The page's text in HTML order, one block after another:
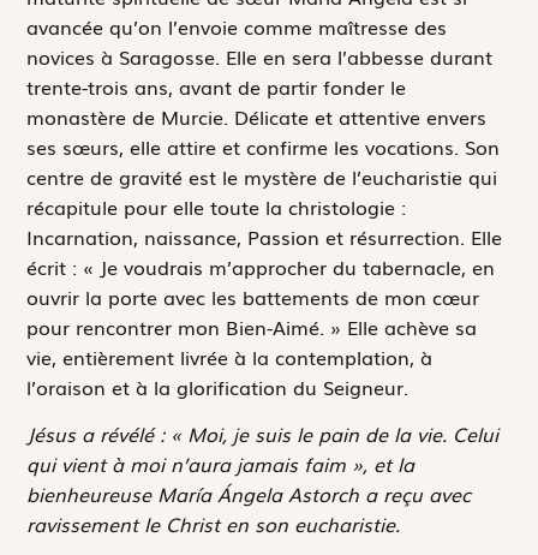
avancée qu’on l’envoie comme maîtresse des
novices à Saragosse. Elle en sera l’abbesse durant
trente-trois ans, avant de partir fonder le
monastère de Murcie. Délicate et attentive envers
ses sœurs, elle attire et confirme les vocations. Son
centre de gravité est le mystère de l’eucharistie qui
récapitule pour elle toute la christologie :
Incarnation, naissance, Passion et résurrection. Elle
écrit : « Je voudrais m’approcher du tabernacle, en
ouvrir la porte avec les battements de mon cœur
pour rencontrer mon Bien-Aimé. » Elle achève sa
vie, entièrement livrée à la contemplation, à
l’oraison et à la glorification du Seigneur.
Jésus a révélé : « Moi, je suis le pain de la vie. Celui
qui vient à moi n’aura jamais faim », et la
bienheureuse María Ángela Astorch a reçu avec
ravissement le Christ en son eucharistie.